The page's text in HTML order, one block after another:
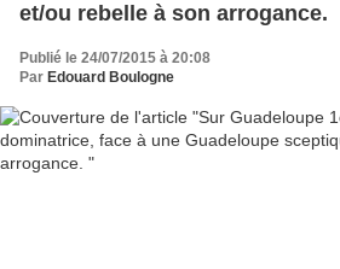
et/ou rebelle à son arrogance.
Publié le 24/07/2015 à 20:08
Par Edouard Boulogne